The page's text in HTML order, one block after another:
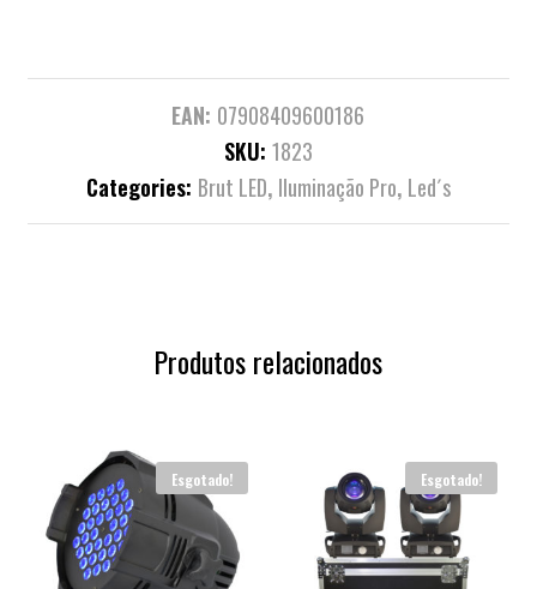
EAN: 07908409600186
SKU: 1823
Categories: Brut LED, Iluminação Pro, Led´s
Produtos relacionados
Esgotado! Esgotado!